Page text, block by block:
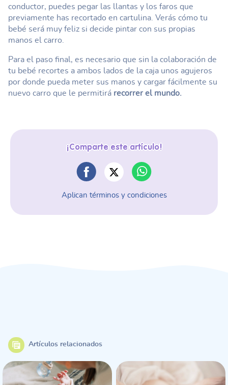
conductor, puedes pegar las llantas y los faros que
previamente has recortado en cartulina. Verás cómo tu
bebé será muy feliz si decide pintar con sus propias
manos el carro.
Para el paso final, es necesario que sin la colaboración de
tu bebé recortes a ambos lados de la caja unos agujeros
por donde pueda meter sus manos y cargar fácilmente su
nuevo carro que le permitirá recorrer el mundo.
¡Comparte este artículo!
Aplican términos y condiciones
Artículos relacionados